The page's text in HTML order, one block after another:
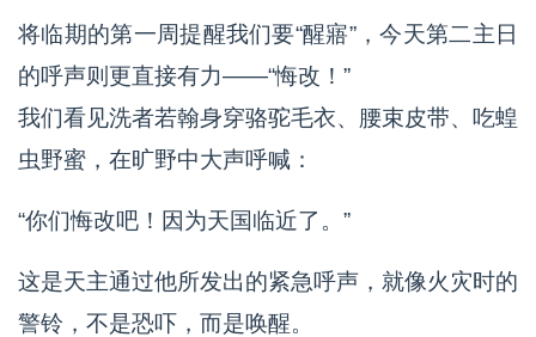
将临期的第一周提醒我们要“醒寤”，今天第二主日
的呼声则更直接有力——“悔改！”
我们看见洗者若翰身穿骆驼毛衣、腰束皮带、吃蝗
虫野蜜，在旷野中大声呼喊：
“你们悔改吧！因为天国临近了。”
这是天主通过他所发出的紧急呼声，就像火灾时的
警铃，不是恐吓，而是唤醒。